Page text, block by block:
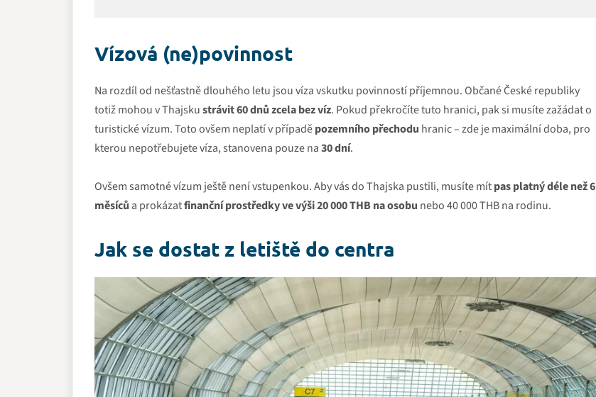
Vízová (ne)povinnost
Na rozdíl od nešťastně dlouhého letu jsou víza vskutku povinností příjemnou. Občané České republiky
totiž mohou v Thajskustrávit 60 dnů zcela bez víz. Pokud překročíte tuto hranici, pak si musíte zažádat o
turistické vízum. Toto ovšem neplatí v případěpozemního přechodu hranic – zde je maximální doba, pro
kterou nepotřebujete víza, stanovena pouze na30 dní.
Ovšem samotné vízum ještě není vstupenkou. Aby vás do Thajska pustili, musíte mítpas platný déle než 6
měsíců a prokázatfinanční prostředky ve výši 20 000 THB na osobu nebo 40 000 THB na rodinu.
Jak se dostat z letiště do centra